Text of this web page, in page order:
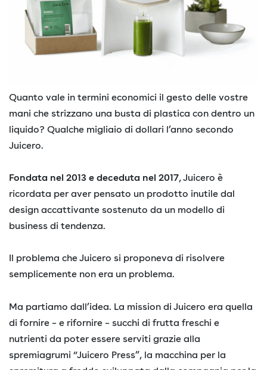
Quanto vale in termini economici il gesto delle vostre
mani che strizzano una busta di plastica con dentro un
liquido? Qualche migliaio di dollari l’anno secondo
Juicero.
Fondata nel 2013 e deceduta nel 2017, Juicero è
ricordata per aver pensato un prodotto inutile dal
design accattivante sostenuto da un modello di
business di tendenza.
Il problema che Juicero si proponeva di risolvere
semplicemente non era un problema.
Ma partiamo dall’idea. La mission di Juicero era quella
di fornire – e rifornire – succhi di frutta freschi e
nutrienti da poter essere serviti grazie alla
spremiagrumi “Juicero Press”, la macchina per la